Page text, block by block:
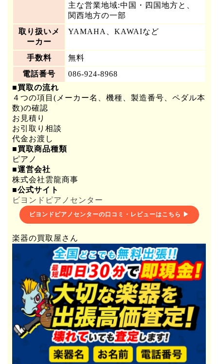
主な営業地域:中国・四国地方と、
関西地方の一部
取り扱いメ
ーカー
YAMAHA、KAWAIなど
手数料
無料
電話番号
086-924-8968
■買取の流れ
４つの項目(メーカー名、機種、製造番号、ペダル本
数)の確認
お見積り
お引取り相談
代金お渡し
■買取商品種類
ピアノ
■運営会社
株式会社雲龍商事
■公式サイト
ビヨンドピアノセンター
ビヨンドピアノセンターの口コミ・レビューはこちら ▶
楽器の買取屋さん